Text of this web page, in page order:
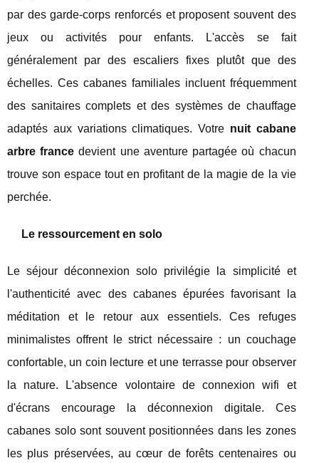
par des garde-corps renforcés et proposent souvent des
jeux ou activités pour enfants. L'accès se fait
généralement par des escaliers fixes plutôt que des
échelles. Ces cabanes familiales incluent fréquemment
des sanitaires complets et des systèmes de chauffage
adaptés aux variations climatiques. Votre nuit cabane
arbre france devient une aventure partagée où chacun
trouve son espace tout en profitant de la magie de la vie
perchée.
Le ressourcement en solo
Le séjour déconnexion solo privilégie la simplicité et
l'authenticité avec des cabanes épurées favorisant la
méditation et le retour aux essentiels. Ces refuges
minimalistes offrent le strict nécessaire : un couchage
confortable, un coin lecture et une terrasse pour observer
la nature. L'absence volontaire de connexion wifi et
d'écrans encourage la déconnexion digitale. Ces
cabanes solo sont souvent positionnées dans les zones
les plus préservées, au cœur de forêts centenaires ou